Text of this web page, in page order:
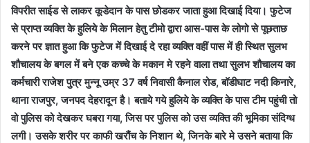
विपरीत साईड से लाकर कूडेदान के पास छोडकर जाता हुआ दिखाई दिया। फुटेज
से प्राप्त व्यक्ति के हुलिये के मिलान हेतु टीमो द्वारा आस-पास के लोगो से पूछताछ
करने पर ज्ञात हुआ कि फुटेज में दिखाई दे रहा व्यक्ति वहीं पास में ही स्थित सुलभ
शौचालय के बगल में बने एक कच्चे के मकान मे रहने वाला तथा सुलभ शौचालय का
कर्मचारी राजेश पुत्र मुन्नू उम्र 37 वर्ष निवासी कैनाल रोड, बॉडीघाट नदी किनारे,
थाना राजपुर, जनपद देहरादून है। बताये गये हुलिये के व्यक्ति के पास टीम पहुंची तो
वो पुलिस को देखकर घबरा गया, जिस पर पुलिस को उस व्यक्ति की भूमिका संदिग्ध
लगी। उसके शरीर पर काफी खरौंच के निशान थे, जिनके बारे मे उसने बताया कि